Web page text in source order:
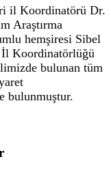
il Koordinatörü Dr.
Araştırma
hemşiresi Sibel
Koordinatörlüğü
bulunan tüm
bulunmuştur.